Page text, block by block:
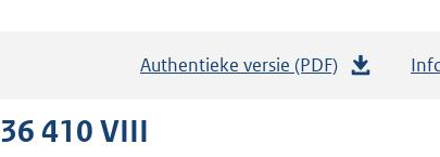
Authentieke versie (PDF)
36 410 VIII